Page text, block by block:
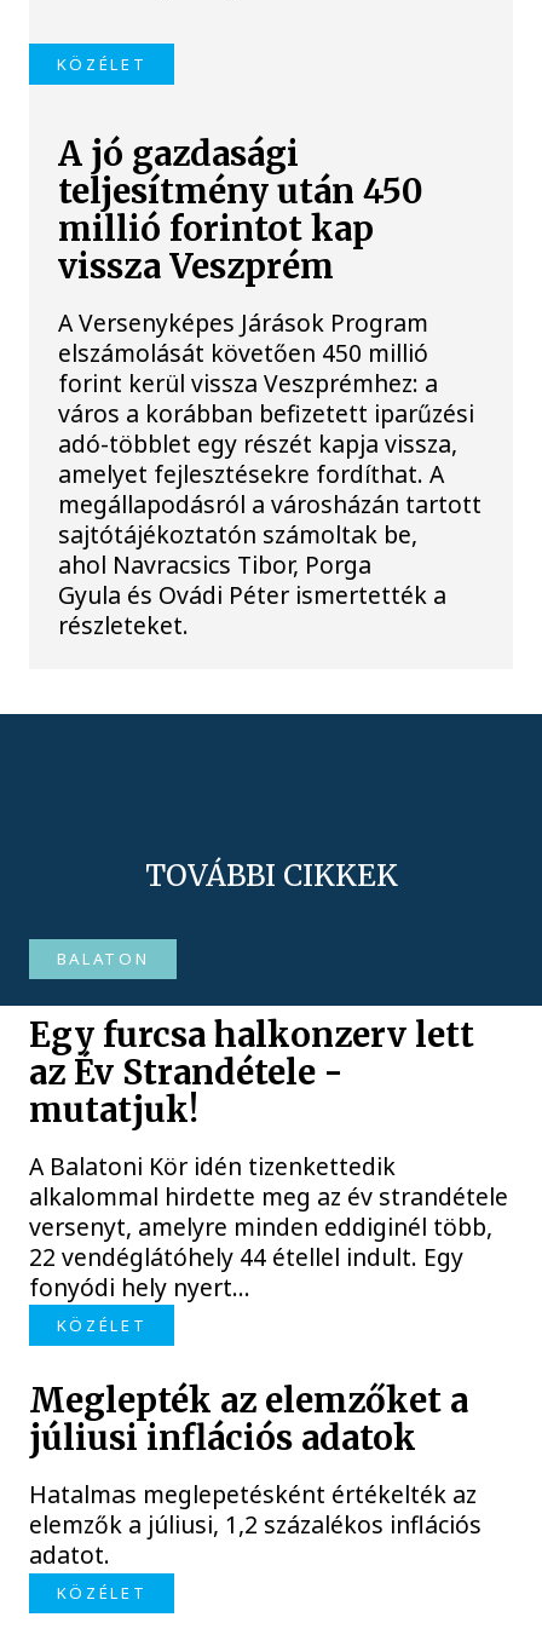
KÖZÉLET
A jó gazdasági
teljesítmény után 450
millió forintot kap
vissza Veszprém
A Versenyképes Járások Program
elszámolását követően 450 millió
forint kerül vissza Veszprémhez: a
város a korábban befizetett iparűzési
adó-többlet egy részét kapja vissza,
amelyet fejlesztésekre fordíthat. A
megállapodásról a városházán tartott
sajtótájékoztatón számoltak be,
ahol Navracsics Tibor, Porga
Gyula és Ovádi Péter ismertették a
részleteket.
TOVÁBBI CIKKEK
BALATON
Egy furcsa halkonzerv lett
az Év Strandétele -
mutatjuk!
A Balatoni Kör idén tizenkettedik
alkalommal hirdette meg az év strandétele
versenyt, amelyre minden eddiginél több,
22 vendéglátóhely 44 étellel indult. Egy
fonyódi hely nyert...
KÖZÉLET
Meglepték az elemzőket a
júliusi inflációs adatok
Hatalmas meglepetésként értékelték az
elemzők a júliusi, 1,2 százalékos inflációs
adatot.
KÖZÉLET